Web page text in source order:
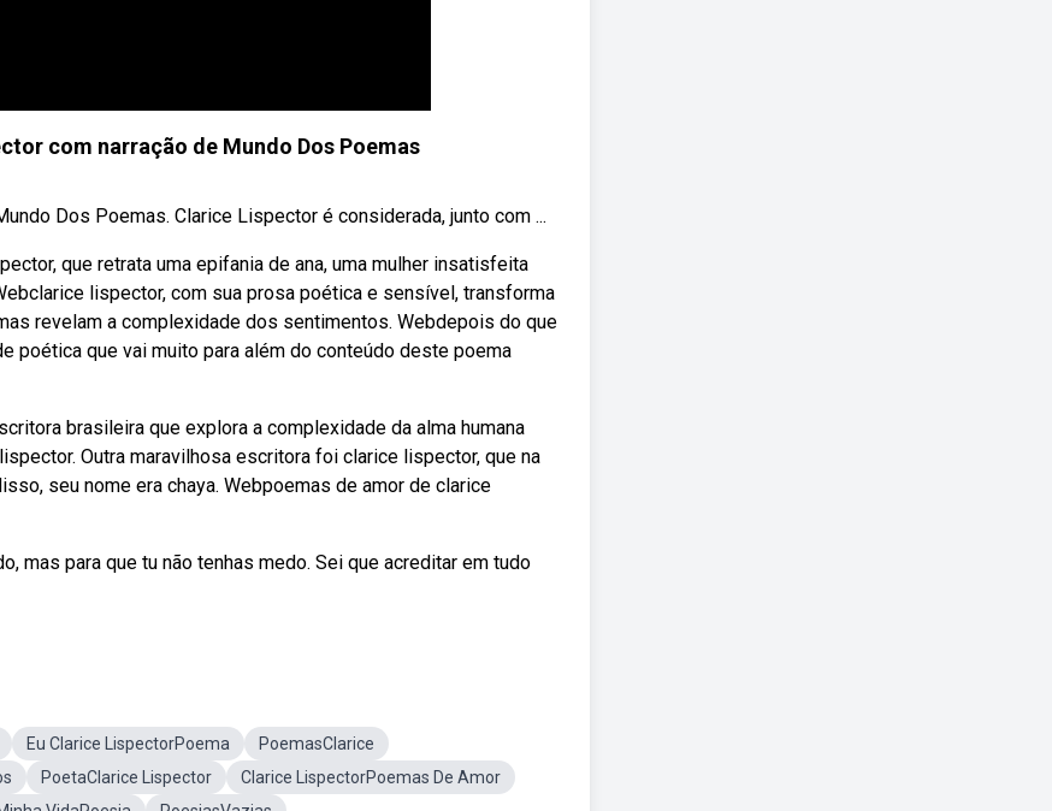
com narração de Mundo Dos Poemas
Dos Poemas. Clarice Lispector é considerada, junto com ...
que retrata uma epifania de ana, uma mulher insatisfeita
lispector, com sua prosa poética e sensível, transforma
revelam a complexidade dos sentimentos. Webdepois do que
poética que vai muito para além do conteúdo deste poema
brasileira que explora a complexidade da alma humana
Outra maravilhosa escritora foi clarice lispector, que na
seu nome era chaya. Webpoemas de amor de clarice
mas para que tu não tenhas medo. Sei que acreditar em tudo
Eu Clarice LispectorPoema
PoemasClarice
PoetaClarice Lispector
Clarice LispectorPoemas De Amor